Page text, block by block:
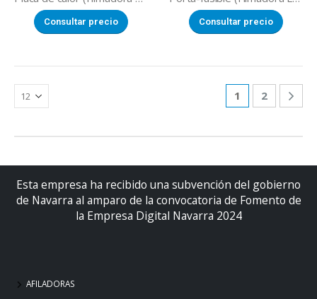
Consultar precio Consultar precio
1 2
Esta empresa ha recibido una subvención del gobierno
de Navarra al amparo de la convocatoria de Fomento de
la Empresa Digital Navarra 2024
AFILADORAS